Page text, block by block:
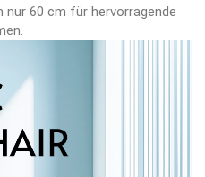
nur 60 cm für hervorragende